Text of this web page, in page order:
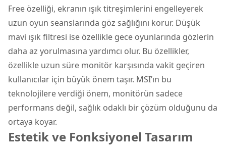
Free özelliği, ekranın ışık titreşimlerini engelleyerek
uzun oyun seanslarında göz sağlığını korur. Düşük
mavi ışık filtresi ise özellikle gece oyunlarında gözlerin
daha az yorulmasına yardımcı olur. Bu özellikler,
özellikle uzun süre monitör karşısında vakit geçiren
kullanıcılar için büyük önem taşır. MSI’ın bu
teknolojilere verdiği önem, monitörün sadece
performans değil, sağlık odaklı bir çözüm olduğunu da
ortaya koyar.
Estetik ve Fonksiyonel Tasarım